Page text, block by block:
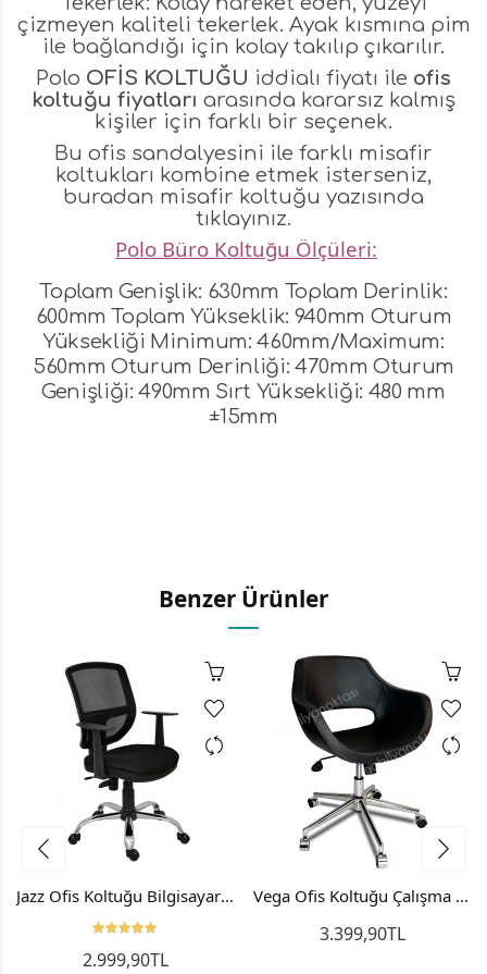
çizmeyen kaliteli tekerlek. Ayak kısmına pim
ile bağlandığı için kolay takılıp çıkarılır.
Polo OFİS KOLTUĞU iddialı fiyatı ile ofis
koltuğu fiyatları arasında kararsız kalmış
kişiler için farklı bir seçenek.
Bu ofis sandalyesini ile farklı misafir
koltukları kombine etmek isterseniz,
buradan misafir koltuğu yazısında
tıklayınız.
Polo Büro Koltuğu Ölçüleri:
Toplam Genişlik: 630mm Toplam Derinlik:
600mm Toplam Yükseklik: 940mm Oturum
Yüksekliği Minimum: 460mm/Maximum:
560mm Oturum Derinliği: 470mm Oturum
Genişliği: 490mm Sırt Yüksekliği: 480 mm
±15mm
Benzer Ürünler
Jazz Ofis Koltuğu Bilgisayar Sandalyesi Çalışma Koltuğu Metal
2.999,90TL
Vega Ofis Koltuğu Çalışma Koltuğu Personel Koltuğu Bilgisayar Koltuğu
3.399,90TL